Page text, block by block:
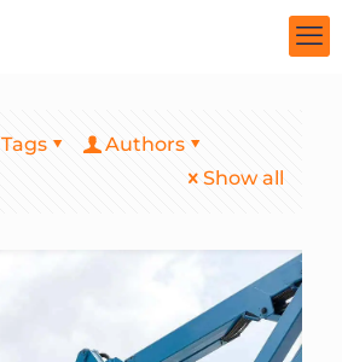
Tags
Authors
Show all